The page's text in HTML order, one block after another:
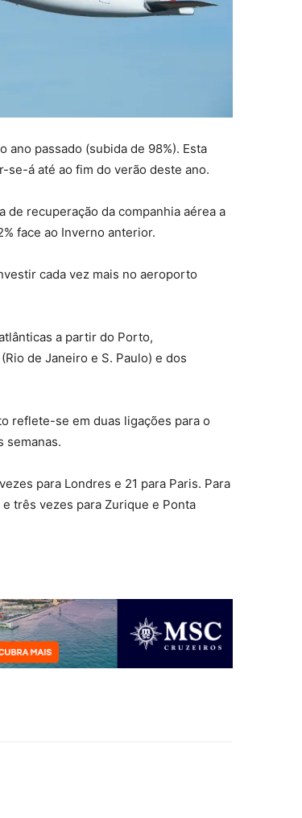
passado (subida de 98%). Esta
á até ao fim do verão deste ano.
recuperação da companhia aérea a
face ao Inverno anterior.
cada vez mais no aeroporto
a partir do Porto,
de Janeiro e S. Paulo) e dos
reflete-se em duas ligações para o
semanas.
para Londres e 21 para Paris. Para
três vezes para Zurique e Ponta